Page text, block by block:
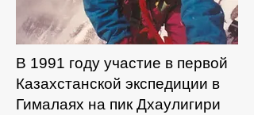
В 1991 году участие в первой
Казахстанской экспедиции в
Гималаях на пик Дхаулигири